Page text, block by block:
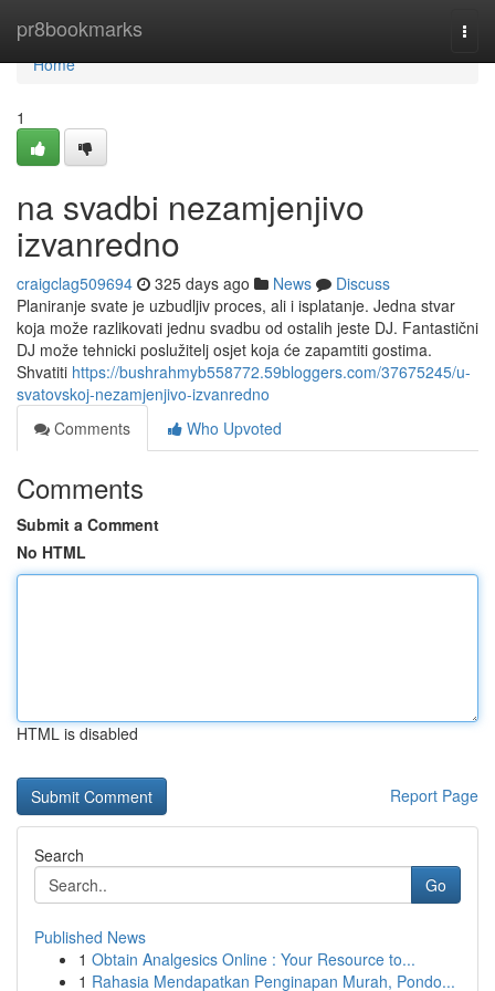
pr8bookmarks
Home
Home
1
na svadbi nezamjenjivo
izvanredno
craigclag509694 325 days ago News
Discuss
Planiranje svate je uzbudljiv proces, ali i isplatanje. Jedna stvar
koja može razlikovati jednu svadbu od ostalih jeste DJ. Fantastični
DJ može tehnicki poslužitelj osjet koja će zapamtiti gostima.
Shvatiti https://bushrahmyb558772.59bloggers.com/37675245/u-
svatovskoj-nezamjenjivo-izvanredno
Comments
Who Upvoted
Comments
Submit a Comment
No HTML
HTML is disabled
Report Page
Search
Go
Published News
1 Obtain Analgesics Online : Your Resource to...
1 Rahasia Mendapatkan Penginapan Murah, Pondo...